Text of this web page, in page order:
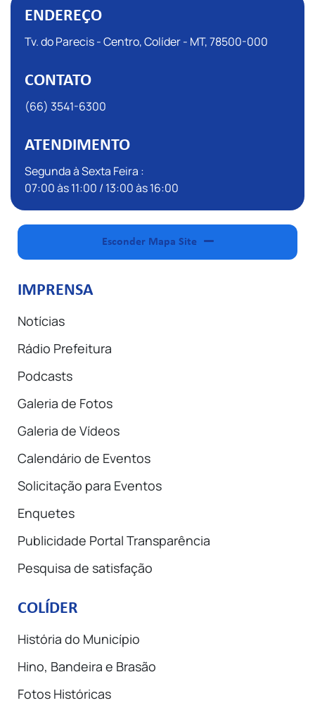
ENDEREÇO
Tv. do Parecis - Centro, Colíder - MT, 78500-000
CONTATO
(66) 3541-6300
ATENDIMENTO
Segunda à Sexta Feira :
07:00 às 11:00 / 13:00 às 16:00
Esconder Mapa Site
IMPRENSA
Notícias
Rádio Prefeitura
Podcasts
Galeria de Fotos
Galeria de Vídeos
Calendário de Eventos
Solicitação para Eventos
Enquetes
Publicidade Portal Transparência
Pesquisa de satisfação
COLÍDER
História do Município
Hino, Bandeira e Brasão
Fotos Históricas